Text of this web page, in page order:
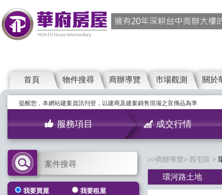
首頁 物件搜尋 商辦導覽 市場觀測 關於
提醒您，本網站建案資訊刊登，以建商及建案銷售現場之宣傳品為準
服務項目 成交行情
案件搜尋
我要買屋 我要租屋
商辦導覽 西屯區
環河路土地